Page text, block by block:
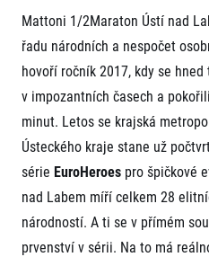
Mobilní aplikace RunCzech
Stáhněte si mobilní aplikaci
Naši partneři
Historie
FAQ (Často kladené dotazy)
Oznámení fúze
Dárkové poukazy
Šablony k dárkovému poukazu ke
Pro média
Aktuality
Akreditace a vše k závodům
Tiskové zprávy
Poznámky pro editory
Magazíny
RunCzech
Kariéra
All Runners Are Beautiful
RunCzech Racing
Ekofilozofie
Running Mall
Vítejte v Running Mall
Kalendář
Individuální trénink
Skupinové tréninky
Firemní tréninky
Mattoni 1/2Maraton Ústí nad
řadu národních a nespočet
hovoří ročník 2017, kdy se
v impozantních časech a
minut. Letos se krajská
Ústeckého kraje stane už
série EuroHeroes pro špičkové
nad Labem míří celkem 28
národností. A ti se v přímém
prvenství v sérii. Na to má